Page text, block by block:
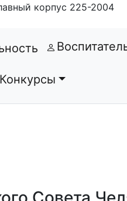
корпус 225-2004
Конкурсы